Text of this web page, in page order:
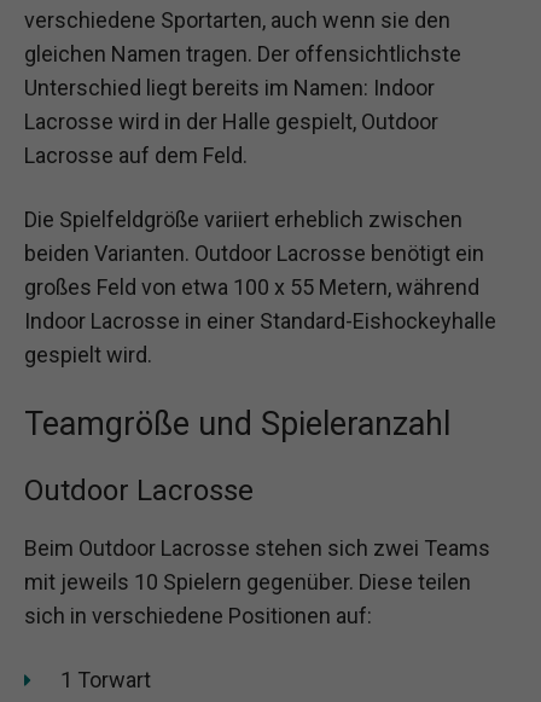
verschiedene Sportarten, auch wenn sie den
gleichen Namen tragen. Der offensichtlichste
Unterschied liegt bereits im Namen: Indoor
Lacrosse wird in der Halle gespielt, Outdoor
Lacrosse auf dem Feld.
Die Spielfeldgröße variiert erheblich zwischen
beiden Varianten. Outdoor Lacrosse benötigt ein
großes Feld von etwa 100 x 55 Metern, während
Indoor Lacrosse in einer Standard-Eishockeyhalle
gespielt wird.
Teamgröße und Spieleranzahl
Outdoor Lacrosse
Beim Outdoor Lacrosse stehen sich zwei Teams
mit jeweils 10 Spielern gegenüber. Diese teilen
sich in verschiedene Positionen auf:
1 Torwart